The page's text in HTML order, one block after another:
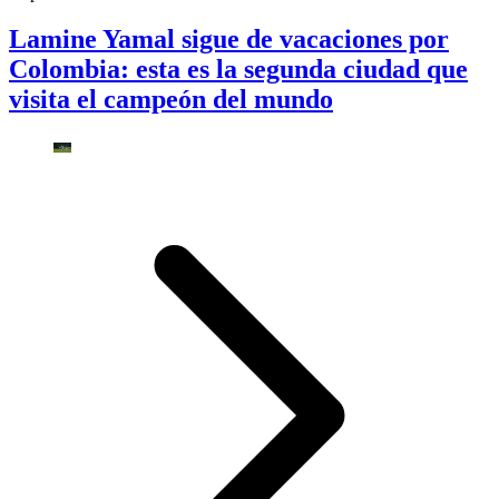
Lamine Yamal sigue de vacaciones por
Colombia: esta es la segunda ciudad que
visita el campeón del mundo